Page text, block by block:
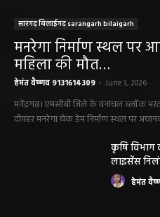
सारंगढ़ बिलाईगढ़ sarangarh bilaigarh
मनरेगा निर्माण स्थल पर
महिला की मौत…
हेमंत वैष्णव 9131614309 - June 3, 2026
मनेंद्रगढ़। एमसीबी जिले के वनांचल ब्लॉक
दोपहर मनरेगा चेक डेम निर्माण स्थल पर
कृषि विभाग
लाइसेंस
हेमंत